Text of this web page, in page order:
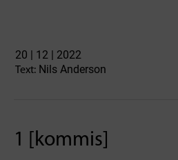
20 | 12 | 2022
Text: Nils Anderson
1 [kommis]